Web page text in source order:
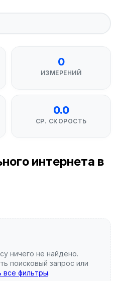
0
ИЗМЕРЕНИЙ
0.0
СР. СКОРОСТЬ
интернета в
ничего не найдено.
поисковый запрос или
все фильтры.